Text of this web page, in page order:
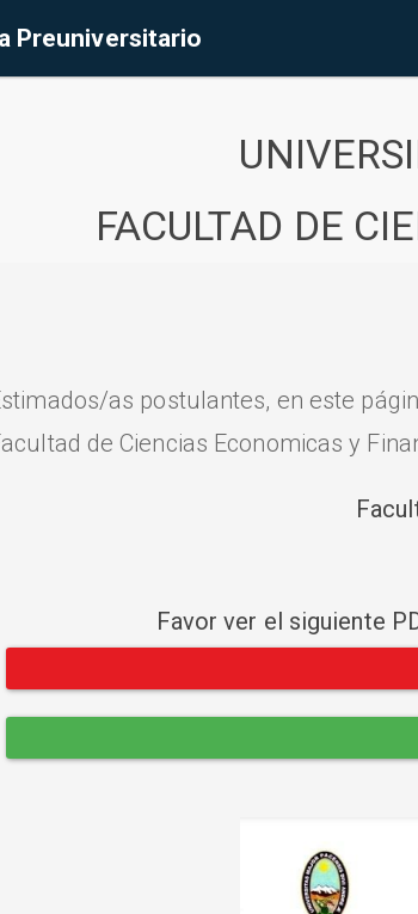
Preuniversitario
FACULTAD DE
as postulantes, en este
de Ciencias Economicas y
Favor ver el siguiente